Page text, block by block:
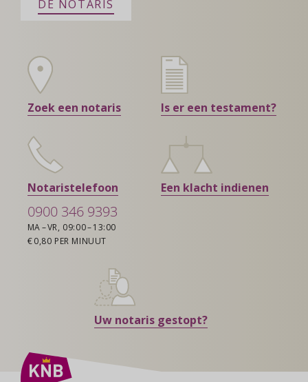
DE NOTARIS
Zoek een notaris Is er een testament?
Notaristelefoon
0900 346 9393
MA – VR, 09:00 – 13:00
€ 0,80 PER MINUUT
Een klacht indienen
Uw notaris gestopt?